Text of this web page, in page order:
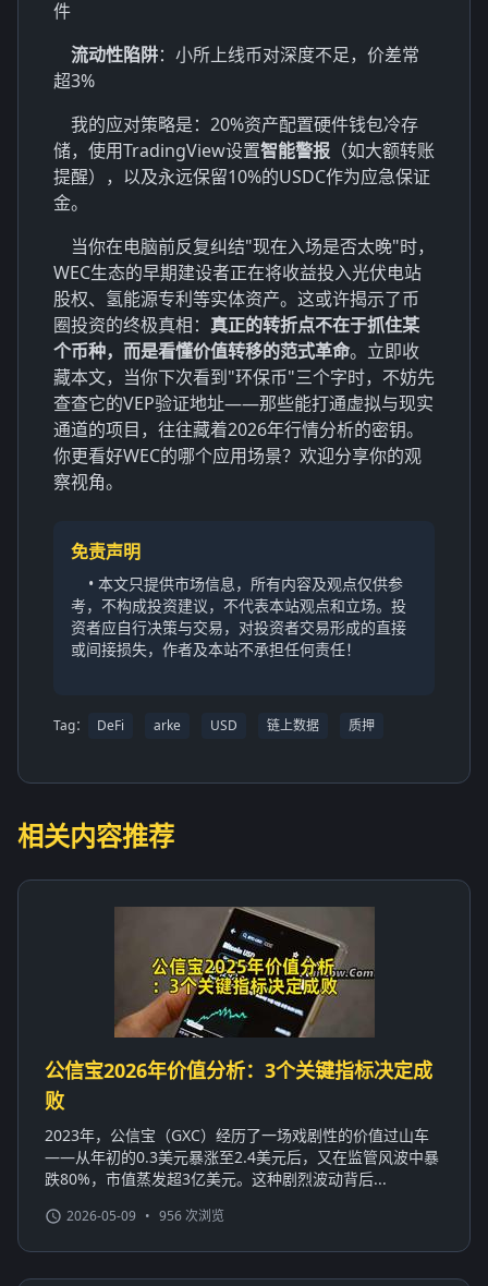
件
流动性陷阱：小所上线币对深度不足，价差常
超3%
我的应对策略是：20%资产配置硬件钱包冷存
储，使用TradingView设置智能警报 （如大额转账
提醒），以及永远保留10%的USDC作为应急保证
金。
当你在电脑前反复纠结"现在入场是否太晚"时，
WEC生态的早期建设者正在将收益投入光伏电站
股权、氢能源专利等实体资产。这或许揭示了币
圈投资的终极真相： 真正的转折点不在于抓住某
个币种，而是看懂价值转移的范式革命。立即收
藏本文，当你下次看到"环保币"三个字时，不妨先
查查它的VEP验证地址——那些能打通虚拟与现实
通道的项目，往往藏着2026年行情分析的密钥。
你更看好WEC的哪个应用场景？欢迎分享你的观
察视角。
免责声明
• 本文只提供市场信息，所有内容及观点仅供参
考，不构成投资建议，不代表本站观点和立场。投
资者应自行决策与交易，对投资者交易形成的直接
或间接损失，作者及本站不承担任何责任！
Tag： DeFi arke USD 链上数据 质押
相关内容推荐
公信宝2026年价值分析：3个关键指标决定成
败
2023年，公信宝（GXC）经历了一场戏剧性的价值过山车
——从年初的0.3美元暴涨至2.4美元后，又在监管风波中暴
跌80%，市值蒸发超3亿美元。这种剧烈波动背后...
2026-05-09 • 956 次浏览